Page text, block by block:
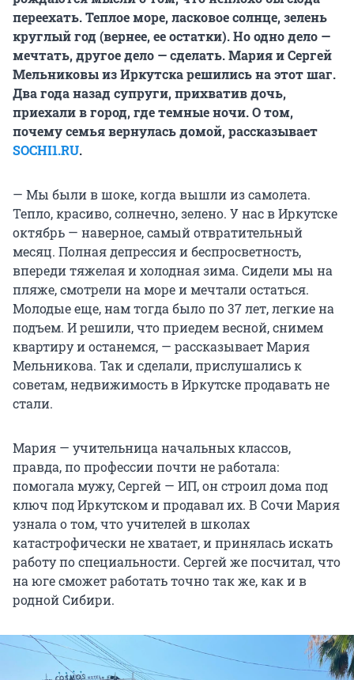
переехать. Теплое море, ласковое солнце, зелень
круглый год (вернее, ее остатки). Но одно дело —
мечтать, другое дело — сделать. Мария и Сергей
Мельниковы из Иркутска решились на этот шаг.
Два года назад супруги, прихватив дочь,
приехали в город, где темные ночи. О том,
почему семья вернулась домой, рассказывает
SOCHI1.RU.
— Мы были в шоке, когда вышли из самолета.
Тепло, красиво, солнечно, зелено. У нас в Иркутске
октябрь — наверное, самый отвратительный
месяц. Полная депрессия и беспросветность,
впереди тяжелая и холодная зима. Сидели мы на
пляже, смотрели на море и мечтали остаться.
Молодые еще, нам тогда было по 37 лет, легкие на
подъем. И решили, что приедем весной, снимем
квартиру и останемся, — рассказывает Мария
Мельникова. Так и сделали, прислушались к
советам, недвижимость в Иркутске продавать не
стали.
Мария — учительница начальных классов,
правда, по профессии почти не работала:
помогала мужу, Сергей — ИП, он строил дома под
ключ под Иркутском и продавал их. В Сочи Мария
узнала о том, что учителей в школах
катастрофически не хватает, и принялась искать
работу по специальности. Сергей же посчитал, что
на юге сможет работать точно так же, как и в
родной Сибири.